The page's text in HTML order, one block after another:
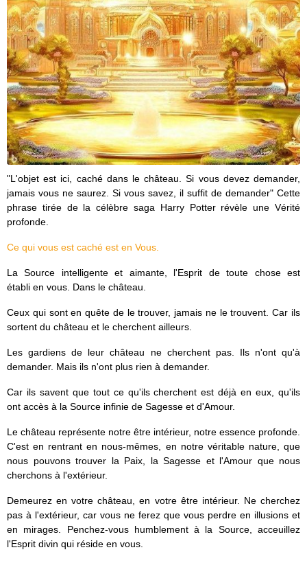
"L'objet est ici, caché dans le château. Si vous devez demander,
jamais vous ne saurez. Si vous savez, il suffit de demander" Cette
phrase tirée de la célèbre saga Harry Potter révèle une Vérité
profonde.
Ce qui vous est caché est en Vous.
La Source intelligente et aimante, l'Esprit de toute chose est
établi en vous. Dans le château.
Ceux qui sont en quête de le trouver, jamais ne le trouvent. Car ils
sortent du château et le cherchent ailleurs.
Les gardiens de leur château ne cherchent pas. Ils n'ont qu'à
demander. Mais ils n'ont plus rien à demander.
Car ils savent que tout ce qu'ils cherchent est déjà en eux, qu'ils
ont accès à la Source infinie de Sagesse et d'Amour.
Le château représente notre être intérieur, notre essence profonde.
C'est en rentrant en nous-mêmes, en notre véritable nature, que
nous pouvons trouver la Paix, la Sagesse et l'Amour que nous
cherchons à l'extérieur.
Demeurez en votre château, en votre être intérieur. Ne cherchez
pas à l'extérieur, car vous ne ferez que vous perdre en illusions et
en mirages. Penchez-vous humblement à la Source, acceuillez
l'Esprit divin qui réside en vous.